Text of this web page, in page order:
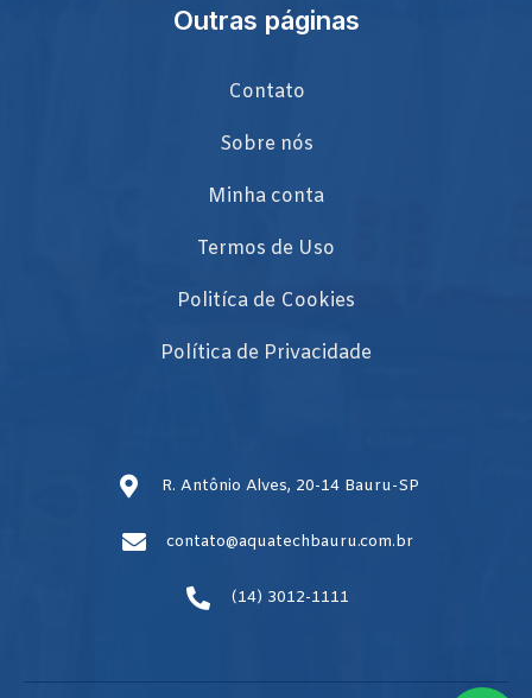
Outras páginas
Contato
Sobre nós
Minha conta
Termos de Uso
Politíca de Cookies
Política de Privacidade
R. Antônio Alves, 20-14 Bauru-SP
contato@aquatechbauru.com.br
(14) 3012-1111